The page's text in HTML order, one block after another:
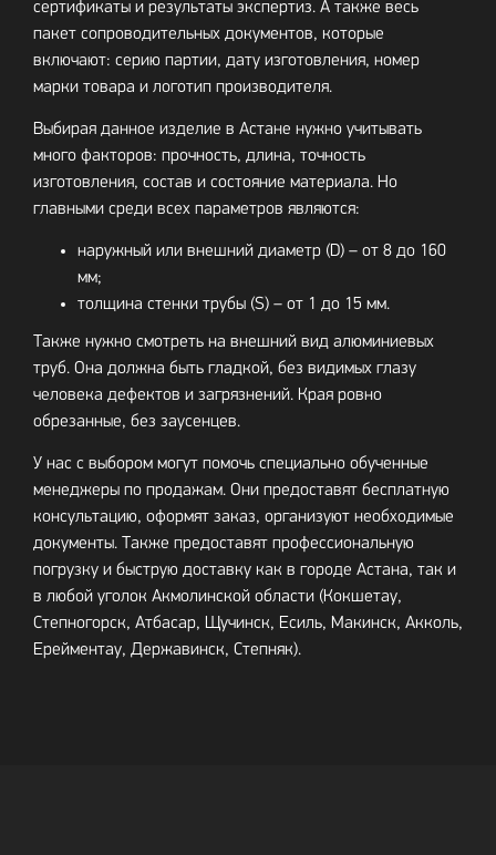
сертификаты и результаты экспертиз. А также весь
пакет сопроводительных документов, которые
включают: серию партии, дату изготовления, номер
марки товара и логотип производителя.
Выбирая данное изделие в Астане нужно учитывать
много факторов: прочность, длина, точность
изготовления, состав и состояние материала. Но
главными среди всех параметров являются:
наружный или внешний диаметр (D) – от 8 до 160
мм;
толщина стенки трубы (S) – от 1 до 15 мм.
Также нужно смотреть на внешний вид алюминиевых
труб. Она должна быть гладкой, без видимых глазу
человека дефектов и загрязнений. Края ровно
обрезанные, без заусенцев.
У нас с выбором могут помочь специально обученные
менеджеры по продажам. Они предоставят бесплатную
консультацию, оформят заказ, организуют необходимые
документы. Также предоставят профессиональную
погрузку и быструю доставку как в городе Астана, так и
в любой уголок Акмолинской области (Кокшетау,
Степногорск, Атбасар, Щучинск, Есиль, Макинск, Акколь,
Ерейментау, Державинск, Степняк).